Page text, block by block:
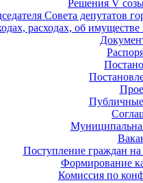
Решения V
Совета депутатов
расходах, об
Поступление граждан
Формирование
Комиссия по